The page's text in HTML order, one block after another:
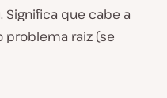
Significa que cabe a
problema raiz (se